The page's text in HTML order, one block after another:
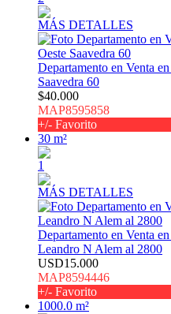
MÁS DETALLES
Departamento en Venta
Saavedra 60
$40.000
MAP8595858
+/- Favorito
30 m²
1
MÁS DETALLES
Departamento en Venta
Leandro N Alem al 2800
USD15.000
MAP8594446
+/- Favorito
1000.0 m²